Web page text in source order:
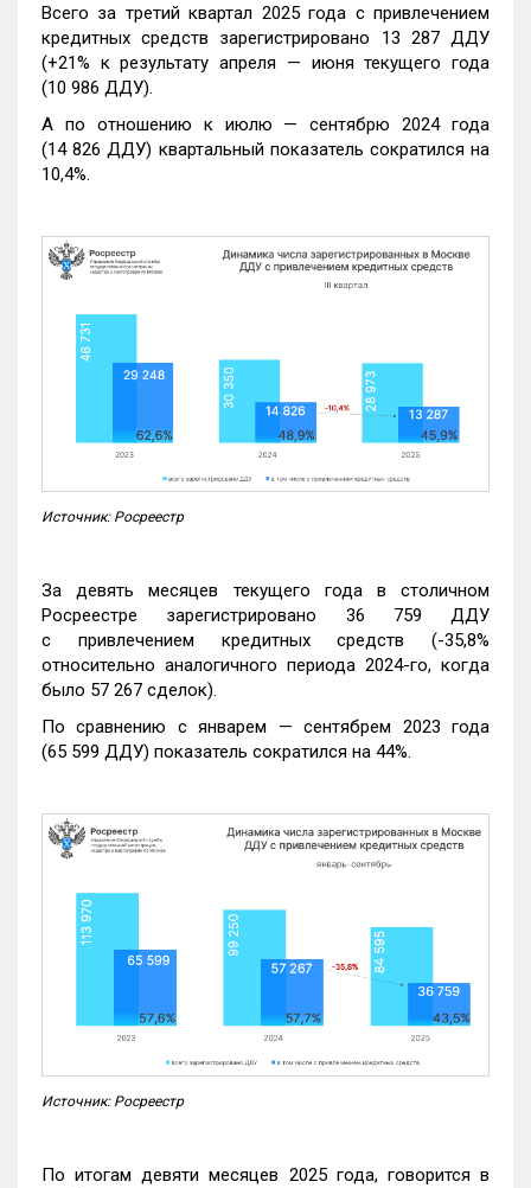
Всего за третий квартал 2025 года с привлечением
кредитных средств зарегистрировано 13 287 ДДУ
(+21% к результату апреля — июня текущего года
(10 986 ДДУ).
А по отношению к июлю — сентябрю 2024 года
(14 826 ДДУ) квартальный показатель сократился на
10,4%.
Источник: Росреестр
За девять месяцев текущего года в столичном
Росреестре зарегистрировано 36 759 ДДУ
с привлечением кредитных средств (-35,8%
относительно аналогичного периода 2024-го, когда
было 57 267 сделок).
По сравнению с январем — сентябрем 2023 года
(65 599 ДДУ) показатель сократился на 44%.
Источник: Росреестр
По итогам девяти месяцев 2025 года, говорится в